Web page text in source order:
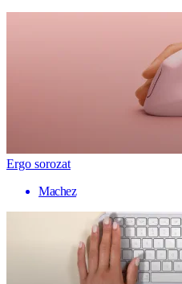
Ergo sorozat
Machez